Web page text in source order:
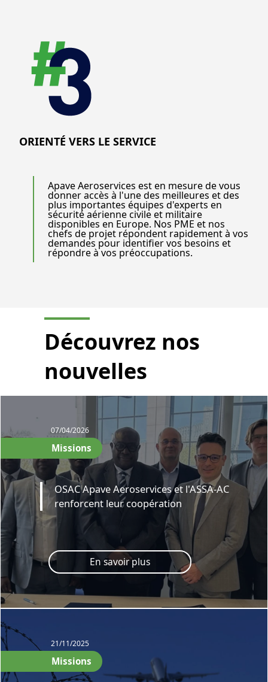
ORIENTÉ VERS LE SERVICE
Apave Aeroservices est en mesure de vous
donner accès à l'une des meilleures et des
plus importantes équipes d'experts en
sécurité aérienne civile et militaire
disponibles en Europe. Nos PME et nos
chefs de projet répondent rapidement à vos
demandes pour identifier vos besoins et
répondre à vos préoccupations.
Découvrez nos
nouvelles
07/04/2026
Missions
OSAC Apave Aeroservices et l'ASSA-AC
renforcent leur coopération
En savoir plus
21/11/2025
Missions